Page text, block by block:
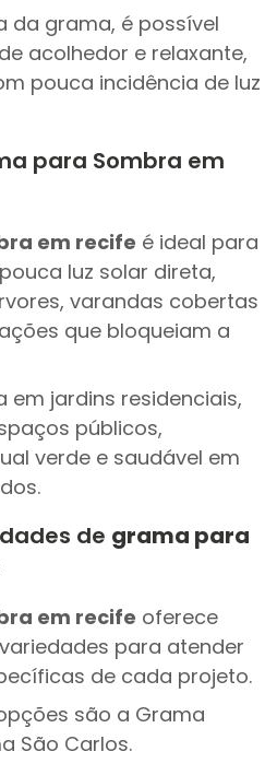
da grama, é possível
acolhedor e relaxante,
pouca incidência de luz
para Sombra em
em recife é ideal para
luz solar direta,
varandas cobertas
que bloqueiam a
em jardins residenciais,
públicos,
verde e saudável em
de grama para
em recife oferece
para atender
de cada projeto.
são a Grama
São Carlos.